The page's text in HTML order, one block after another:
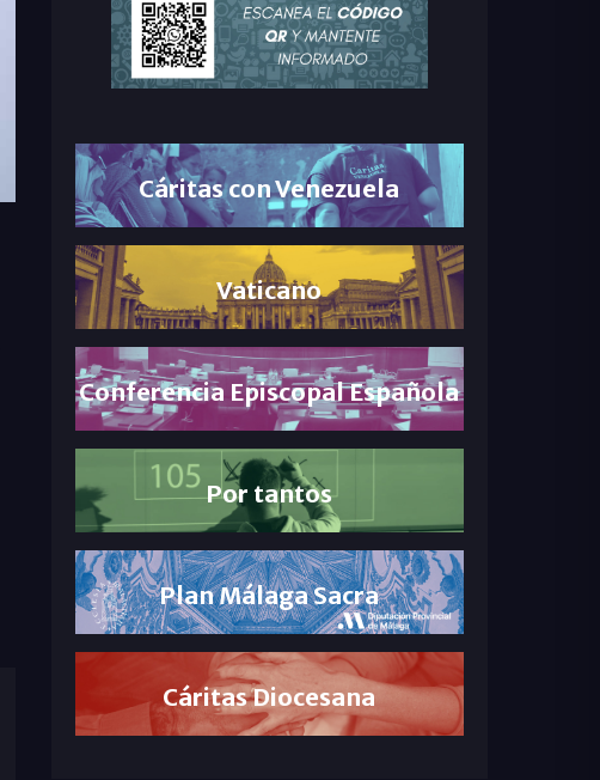
Cáritas con Venezuela
Vaticano
Conferencia Episcopal Española
Por tantos
Plan Málaga Sacra
Cáritas Diocesana